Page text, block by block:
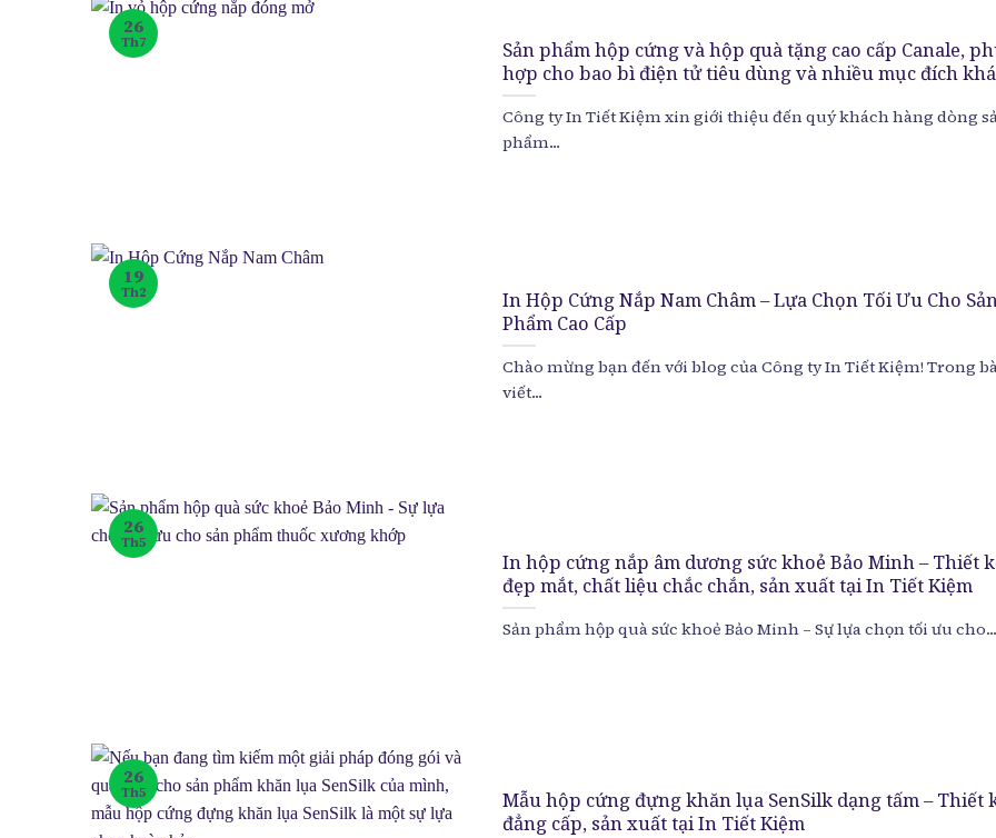
Sản phẩm hộp cứng và hộp quà tặng cao cấp Canale,
hợp cho bao bì điện tử tiêu dùng và nhiều mục đích
Công ty In Tiết Kiệm xin giới thiệu đến quý khách hàng dòng
phẩm...
26
Th7
In Hộp Cứng Nắp Nam Châm – Lựa Chọn Tối Ưu Cho
Phẩm Cao Cấp
Chào mừng bạn đến với blog của Công ty In Tiết Kiệm! Trong
viết...
19
Th2
In hộp cứng nắp âm dương sức khoẻ Bảo Minh – Thiết
đẹp mắt, chất liệu chắc chắn, sản xuất tại In Tiết Kiệm
Sản phẩm hộp quà sức khoẻ Bảo Minh – Sự lựa chọn tối ưu cho...
26
Th5
Mẫu hộp cứng đựng khăn lụa SenSilk dạng tấm – Thiết
đẳng cấp, sản xuất tại In Tiết Kiệm
26
Th5